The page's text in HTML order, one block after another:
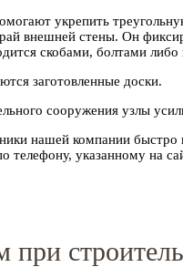
укрепить
внешней стены. Он
скобами, болтами либо
заготовленные доски.
сооружения узлы
нашей компании быстро
телефону, указанному на
при